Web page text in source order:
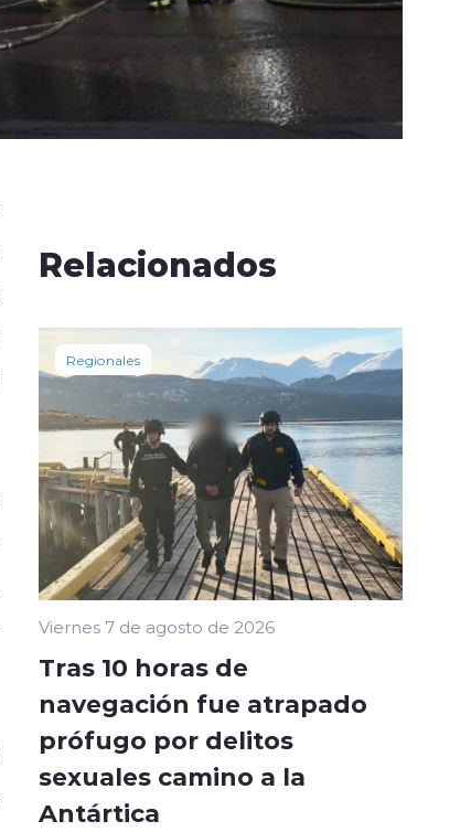
Relacionados
Regionales
Viernes 7 de agosto de 2026
Tras 10 horas de
navegación fue atrapado
prófugo por delitos
sexuales camino a la
Antártica